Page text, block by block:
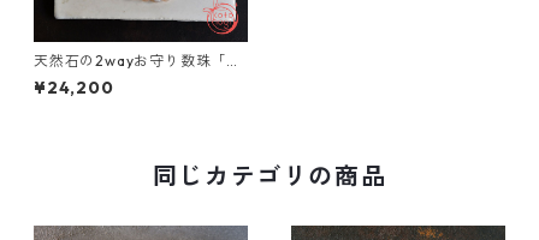
天然石の2wayお守り数珠「ふ
たえ」桜瑪瑙 略式数珠【金運
アップ・仕事運アップ】
¥24,200
同じカテゴリの商品